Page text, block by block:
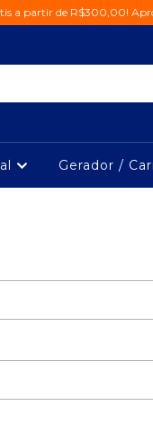
a partir de R$300,00!
Gerador /